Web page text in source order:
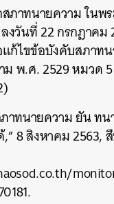
ภาทนายความ ในพ
วันที่ 22 กรกฎาคม
ก้ไขข้อบังคับสภาท
พ.ศ. 2529 หมวด
าทนายความ ยัน ท
,” 8 สิงหาคม 2563,